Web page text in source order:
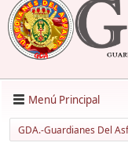
Menú Principal
GDA.-Guardianes Del